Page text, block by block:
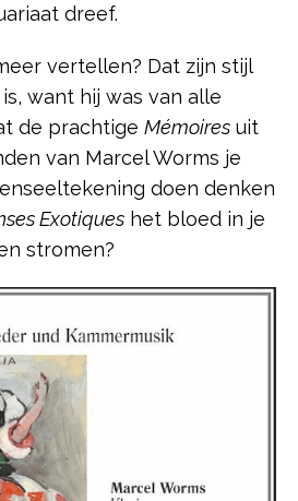
dreef.
vertellen? Dat zijn stijl
want hij was van alle
de prachtige Mémoires uit
van Marcel Worms je
doen denken
Exotiques het bloed in je
stromen?